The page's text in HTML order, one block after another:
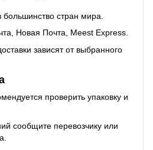
большинство стран мира.
Новая Почта, Meest Express.
зависят от выбранного
проверить упаковку и
сообщите перевозчику или